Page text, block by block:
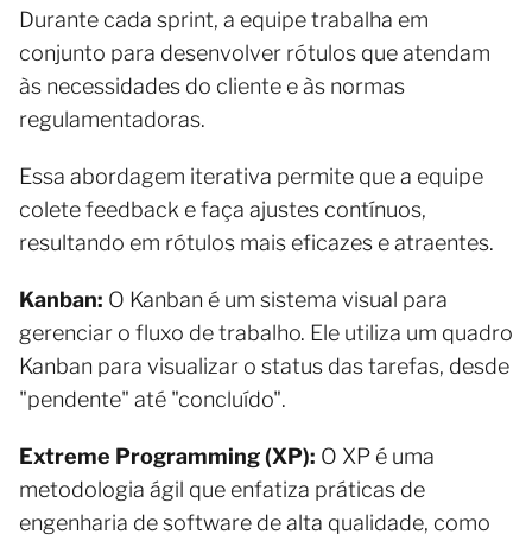
Durante cada sprint, a equipe trabalha em
conjunto para desenvolver rótulos que atendam
às necessidades do cliente e às normas
regulamentadoras.
Essa abordagem iterativa permite que a equipe
colete feedback e faça ajustes contínuos,
resultando em rótulos mais eficazes e atraentes.
Kanban: O Kanban é um sistema visual para
gerenciar o fluxo de trabalho. Ele utiliza um quadro
Kanban para visualizar o status das tarefas, desde
"pendente" até "concluído".
Extreme Programming (XP): O XP é uma
metodologia ágil que enfatiza práticas de
engenharia de software de alta qualidade, como